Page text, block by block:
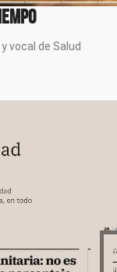
vocal de Salud